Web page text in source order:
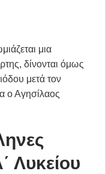
μια
δίνονται όμως
μετά τον
ο Αγησίλαος
Λυκείου